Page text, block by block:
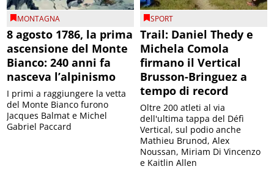
MONTAGNA
8 agosto 1786, la prima
ascensione del Monte
Bianco: 240 anni fa
nasceva l’alpinismo
I primi a raggiungere la vetta
del Monte Bianco furono
Jacques Balmat e Michel
Gabriel Paccard
SPORT
Trail: Daniel Thedy e
Michela Comola
firmano il Vertical
Brusson-Bringuez a
tempo di record
Oltre 200 atleti al via
dell'ultima tappa del Défì
Vertical, sul podio anche
Mathieu Brunod, Alex
Noussan, Miriam Di Vincenzo
e Kaitlin Allen